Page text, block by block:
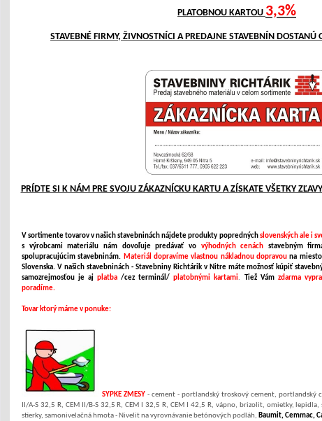
PLATOBNOU KARTOU 3,3%
STAVEBNÉ FIRMY, ŽIVNOSTNÍCI A PREDAJNE STAVEBNÍN DOSTANÚ
PRÍDTE SI K NÁM PRE SVOJU ZÁKAZNÍCKU KARTU A ZÍSKATE VŠETKY
V sortimente tovarov v našich stavebninách nájdete produkty popredných slovenských ale i
s výrobcami materiálu nám dovoľuje predávať vo výhodných cenách
stavebným
spolupracujúcim stavebninám. Materiál dopravíme vlastnou nákladnou dopravouna
Slovenska. V našich stavebninách - Stavebniny Richtárik v Nitre máte možnosť kúpiť
samozrejmosťou je aj
platba /cez terminál/ platobnými kartami. Tiež Vám zdarma
poradíme.
Tovar ktorý máme v ponuke:
SYPKE ZMESY - cement - portlandský troskový cement, portlandský
II/A-S 32,5 R, CEM II/B-S 32,5 R, CEM I 32,5 R, CEM I 42,5 R, vápno, brizolit, omietky,
stierky, samonivelačná hmota - Nivelit na vyrovnávanie betónových podláh, Baumit, Cemmac,